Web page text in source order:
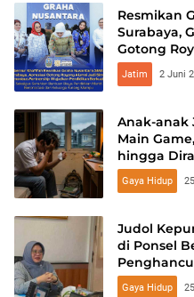
Resmikan
Surabaya,
Gotong
Jatim 2 Juni
Anak-anak
Main
hingga
Gaya Hidup
Judol
di Ponsel
Gaya Hidup